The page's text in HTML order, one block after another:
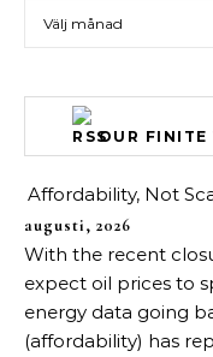
OUR FINITE
Affordability, Not
augusti, 2026
With the recent
expect oil prices to
energy data going
(affordability) has